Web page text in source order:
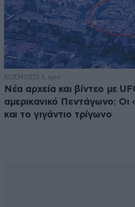
ΚΟΣΜΟΣ13 λ. πριν
Νέα αρχεία και βίντεο με
αμερικανικό Πεντάγωνο: Οι
και το γιγάντιο τρίγωνο